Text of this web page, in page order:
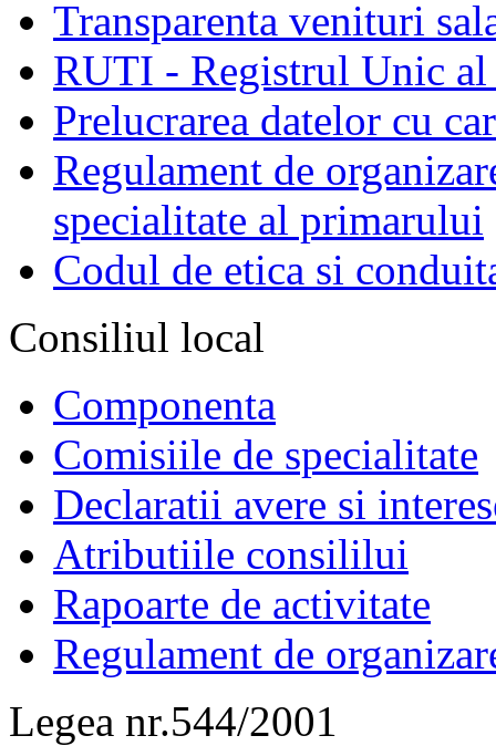
Transparenta venituri
RUTI - Registrul Unic al
Prelucrarea datelor cu
Regulament de
specialitate al primarului
Codul de etica si
Consiliul local
Componenta
Comisiile de specialitate
Declaratii avere si
Atributiile consililui
Rapoarte de activitate
Regulament de
Legea nr.544/2001